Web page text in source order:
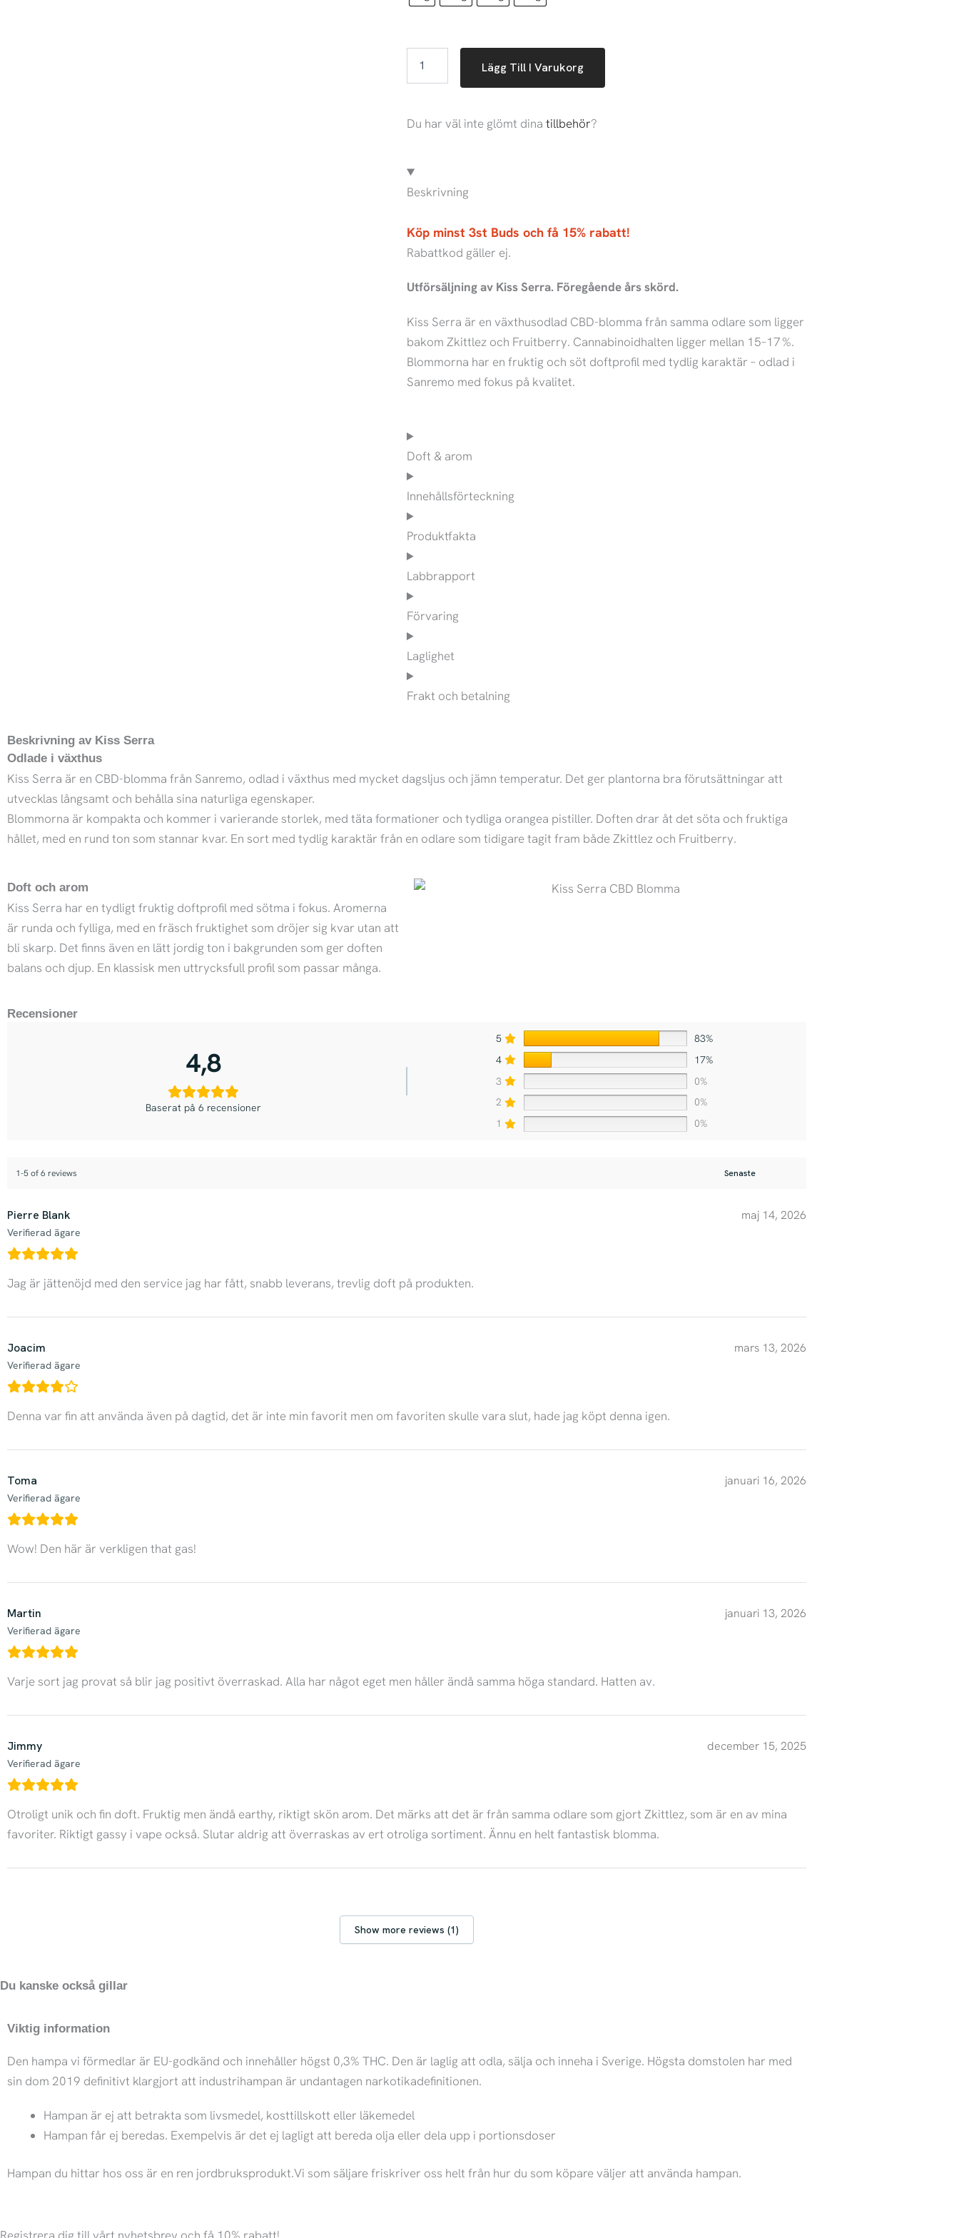
Lägg Till I Varukorg
Du har väl inte glömt dina tillbehör?
Beskrivning
Köp minst 3st Buds och få 15% rabatt!
Rabattkod gäller ej.
Utförsäljning av Kiss Serra. Föregående års skörd.
Kiss Serra är en växthusodlad CBD-blomma från samma odlare som ligger
bakom Zkittlez och Fruitberry. Cannabinoidhalten ligger mellan 15–17 %.
Blommorna har en fruktig och söt doftprofil med tydlig karaktär – odlad i
Sanremo med fokus på kvalitet.
Doft & arom
Innehållsförteckning
Produktfakta
Labbrapport
Förvaring
Laglighet
Frakt och betalning
Beskrivning av Kiss Serra
Odlade i växthus
Kiss Serra är en CBD-blomma från Sanremo, odlad i växthus med mycket dagsljus och jämn temperatur. Det ger plantorna bra förutsättningar att
utvecklas långsamt och behålla sina naturliga egenskaper.
Blommorna är kompakta och kommer i varierande storlek, med täta formationer och tydliga orangea pistiller. Doften drar åt det söta och fruktiga
hållet, med en rund ton som stannar kvar. En sort med tydlig karaktär från en odlare som tidigare tagit fram både Zkittlez och Fruitberry.
Doft och arom
Kiss Serra har en tydligt fruktig doftprofil med sötma i fokus. Aromerna
är runda och fylliga, med en fräsch fruktighet som dröjer sig kvar utan att
bli skarp. Det finns även en lätt jordig ton i bakgrunden som ger doften
balans och djup. En klassisk men uttrycksfull profil som passar många.
Recensioner
4,8
Baserat på 6 recensioner
5
83%
4
17%
3
0%
2
0%
1
0%
1-5 of 6 reviews
Pierre Blank
Verifierad ägare
maj 14, 2026
Jag är jättenöjd med den service jag har fått, snabb leverans, trevlig doft på produkten.
Joacim
Verifierad ägare
mars 13, 2026
Denna var fin att använda även på dagtid, det är inte min favorit men om favoriten skulle vara slut, hade jag köpt denna igen.
Toma
Verifierad ägare
januari 16, 2026
Wow! Den här är verkligen that gas!
Martin
Verifierad ägare
januari 13, 2026
Varje sort jag provat så blir jag positivt överraskad. Alla har något eget men håller ändå samma höga standard. Hatten av.
Jimmy
Verifierad ägare
december 15, 2025
Otroligt unik och fin doft. Fruktig men ändå earthy, riktigt skön arom. Det märks att det är från samma odlare som gjort Zkittlez, som är en av mina
favoriter. Riktigt gassy i vape också. Slutar aldrig att överraskas av ert otroliga sortiment. Ännu en helt fantastisk blomma.
Show more reviews (1)
Du kanske också gillar
Viktig information
Den hampa vi förmedlar är EU-godkänd och innehåller högst 0,3% THC. Den är laglig att odla, sälja och inneha i Sverige. Högsta domstolen har med
sin dom 2019 definitivt klargjort att industrihampan är undantagen narkotikadefinitionen.
Hampan är ej att betrakta som livsmedel, kosttillskott eller läkemedel
Hampan får ej beredas. Exempelvis är det ej lagligt att bereda olja eller dela upp i portionsdoser
Hampan du hittar hos oss är en ren jordbruksprodukt.Vi som säljare friskriver oss helt från hur du som köpare väljer att använda hampan.